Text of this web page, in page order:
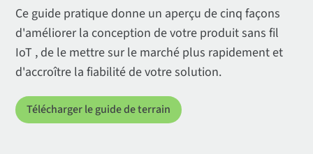
Ce guide pratique donne un aperçu de cinq façons
d'améliorer la conception de votre produit sans fil
IoT , de le mettre sur le marché plus rapidement et
d'accroître la fiabilité de votre solution.
Télécharger le guide de terrain